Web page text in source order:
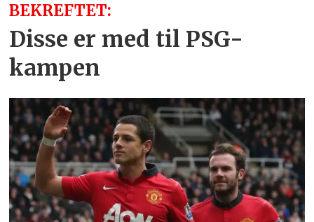
BEKREFTET:
Disse er med til PSG-
kampen